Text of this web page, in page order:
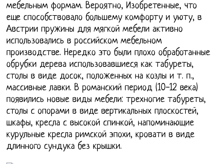
мебельным формам. Вероятно, Изобретенные, что
еще способствовало большему комфорту и уюту, в
Австрии пружины для мягкой мебели активно
использовались в российском мебельном
производстве. Нередко это были плохо обработанные
обрубки дерева использовавшиеся как табуреты,
столы в виде досок, положенных на козлы и т. п.,
массивные лавки. В романский период (10-12 века)
появились новые виды мебели: трехногие табуреты,
столы с опорами в виде вертикальных плоскостей,
шкафы, кресла с высокой спинкой, напоминающие
курульные кресла римской эпохи, кровати в виде
длинного сундука без крышки.